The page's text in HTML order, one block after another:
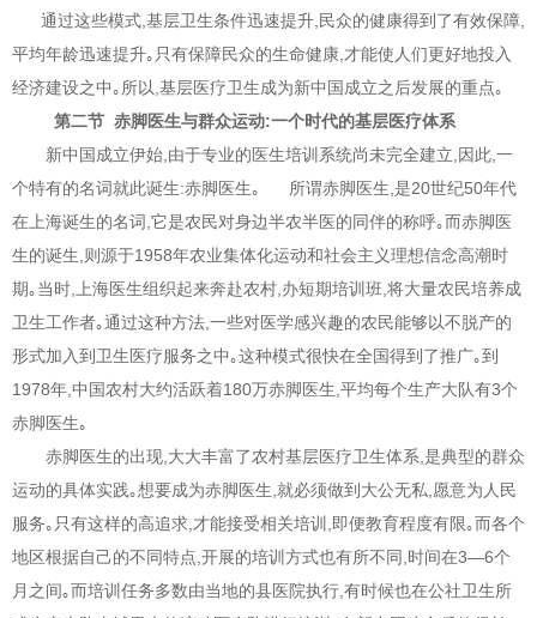
通过这些模式,基层卫生条件迅速提升,民众的健康得到了有效保障,
平均年龄迅速提升｡只有保障民众的生命健康,才能使人们更好地投入
经济建设之中｡所以,基层医疗卫生成为新中国成立之后发展的重点｡
第二节 赤脚医生与群众运动:一个时代的基层医疗体系
新中国成立伊始,由于专业的医生培训系统尚未完全建立,因此,一
个特有的名词就此诞生:赤脚医生｡ 所谓赤脚医生,是20世纪50年代
在上海诞生的名词,它是农民对身边半农半医的同伴的称呼｡而赤脚医
生的诞生,则源于1958年农业集体化运动和社会主义理想信念高潮时
期｡当时,上海医生组织起来奔赴农村,办短期培训班,将大量农民培养成
卫生工作者｡通过这种方法,一些对医学感兴趣的农民能够以不脱产的
形式加入到卫生医疗服务之中｡这种模式很快在全国得到了推广｡到
1978年,中国农村大约活跃着180万赤脚医生,平均每个生产大队有3个
赤脚医生｡
赤脚医生的出现,大大丰富了农村基层医疗卫生体系,是典型的群众
运动的具体实践｡想要成为赤脚医生,就必须做到大公无私,愿意为人民
服务｡只有这样的高追求,才能接受相关培训,即便教育程度有限｡而各个
地区根据自己的不同特点,开展的培训方式也有所不同,时间在3—6个
月之间｡而培训任务多数由当地的县医院执行,有时候也在公社卫生所